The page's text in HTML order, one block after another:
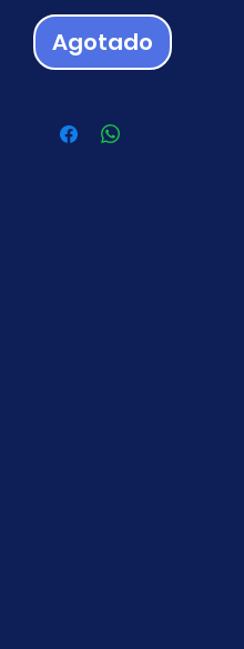
Agotado